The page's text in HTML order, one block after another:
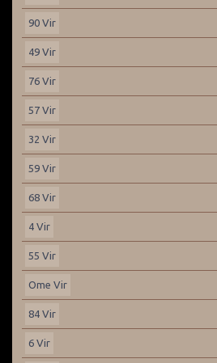
90 Vir
49 Vir
76 Vir
57 Vir
32 Vir
59 Vir
68 Vir
4 Vir
55 Vir
Ome Vir
84 Vir
6 Vir